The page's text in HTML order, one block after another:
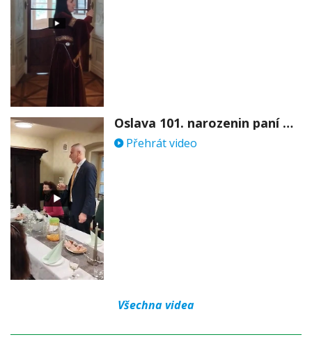
Oslava 101. narozenin paní Věry Skořepové
Přehrát video
Všechna videa